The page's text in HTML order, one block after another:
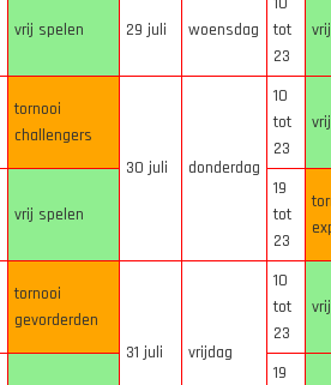
vrij spelen 29 juli woensdag
tot
23
tornooi
challengers
30 juli
donderdag
10
tot
23
vrij spelen
19
tot
23
tornooi
gevorderden
31 juli
vrijdag
10
tot
23
19